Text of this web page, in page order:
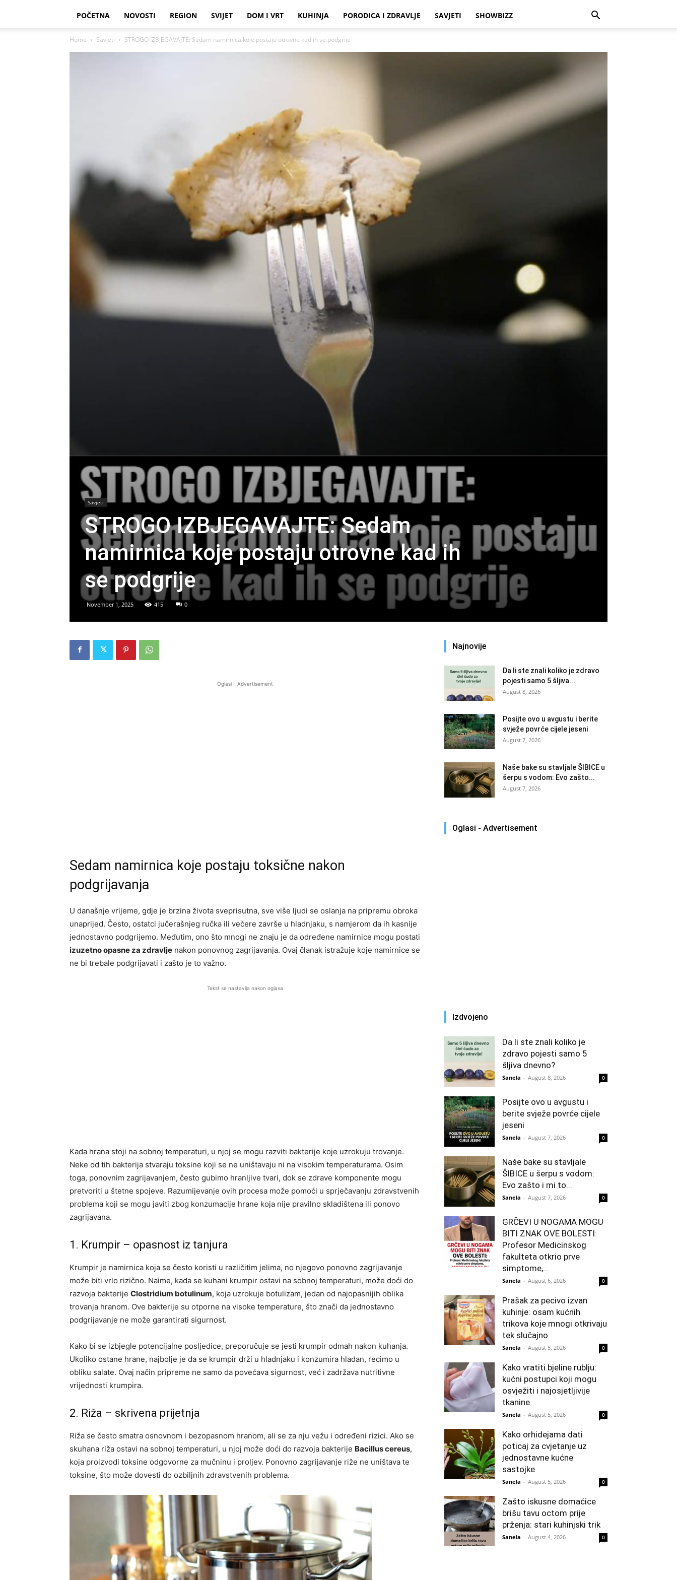
POČETNA NOVOSTI REGION SVIJET DOM I VRT KUHINJA PORODICA I ZDRAVLJE SAVJETI SHOWBIZZ
Home Savjeti STROGO IZBJEGAVAJTE: Sedam namirnica koje postaju otrovne kad ih se podgrije
Savjeti
STROGO IZBJEGAVAJTE: Sedam
namirnica koje postaju otrovne kad ih
se podgrije
November 1, 2025 415 0
Oglasi - Advertisement
Sedam namirnica koje postaju toksične nakon
podgrijavanja
U današnje vrijeme, gdje je brzina života sveprisutna, sve više ljudi se oslanja na pripremu obroka
unaprijed. Često, ostatci jučerašnjeg ručka ili večere završe u hladnjaku, s namjerom da ih kasnije
jednostavno podgrijemo. Međutim, ono što mnogi ne znaju je da određene namirnice mogu postati
izuzetno opasne za zdravlje nakon ponovnog zagrijavanja. Ovaj članak istražuje koje namirnice se
ne bi trebale podgrijavati i zašto je to važno.
Tekst se nastavlja nakon oglasa
Kada hrana stoji na sobnoj temperaturi, u njoj se mogu razviti bakterije koje uzrokuju trovanje.
Neke od tih bakterija stvaraju toksine koji se ne uništavaju ni na visokim temperaturama. Osim
toga, ponovnim zagrijavanjem, često gubimo hranljive tvari, dok se zdrave komponente mogu
pretvoriti u štetne spojeve. Razumijevanje ovih procesa može pomoći u sprječavanju zdravstvenih
problema koji se mogu javiti zbog konzumacije hrane koja nije pravilno skladištena ili ponovo
zagrijavana.
1. Krumpir – opasnost iz tanjura
Krumpir je namirnica koja se često koristi u različitim jelima, no njegovo ponovno zagrijavanje
može biti vrlo rizično. Naime, kada se kuhani krumpir ostavi na sobnoj temperaturi, može doći do
razvoja bakterije Clostridium botulinum, koja uzrokuje botulizam, jedan od najopasnijih oblika
trovanja hranom. Ove bakterije su otporne na visoke temperature, što znači da jednostavno
podgrijavanje ne može garantirati sigurnost.
Kako bi se izbjegle potencijalne posljedice, preporučuje se jesti krumpir odmah nakon kuhanja.
Ukoliko ostane hrane, najbolje je da se krumpir drži u hladnjaku i konzumira hladan, recimo u
obliku salate. Ovaj način pripreme ne samo da povećava sigurnost, već i zadržava nutritivne
vrijednosti krumpira.
2. Riža – skrivena prijetnja
Riža se često smatra osnovnom i bezopasnom hranom, ali se za nju vežu i određeni rizici. Ako se
skuhana riža ostavi na sobnoj temperaturi, u njoj može doći do razvoja bakterije Bacillus cereus,
koja proizvodi toksine odgovorne za mučninu i proljev. Ponovno zagrijavanje riže ne uništava te
toksine, što može dovesti do ozbiljnih zdravstvenih problema.
Najnovije
Da li ste znali koliko je zdravo
pojesti samo 5 šljiva...
August 8, 2026
Posijte ovo u avgustu i berite
svježe povrće cijele jeseni
August 7, 2026
Naše bake su stavljale ŠIBICE u
šerpu s vodom: Evo zašto...
August 7, 2026
Oglasi - Advertisement
Izdvojeno
Da li ste znali koliko je
zdravo pojesti samo 5
šljiva dnevno?
Sanela - August 8, 2026 0
Posijte ovo u avgustu i
berite svježe povrće cijele
jeseni
Sanela - August 7, 2026 0
Naše bake su stavljale
ŠIBICE u šerpu s vodom:
Evo zašto i mi to...
Sanela - August 7, 2026 0
GRČEVI U NOGAMA MOGU
BITI ZNAK OVE BOLESTI:
Profesor Medicinskog
fakulteta otkrio prve
simptome,...
Sanela - August 6, 2026 0
Prašak za pecivo izvan
kuhinje: osam kućnih
trikova koje mnogi otkrivaju
tek slučajno
Sanela - August 5, 2026 0
Kako vratiti bjeline rublju:
kućni postupci koji mogu
osvježiti i najosjetljivije
tkanine
Sanela - August 5, 2026 0
Kako orhidejama dati
poticaj za cvjetanje uz
jednostavne kućne
sastojke
Sanela - August 5, 2026 0
Zašto iskusne domaćice
brišu tavu octom prije
prženja: stari kuhinjski trik
Sanela - August 4, 2026 0